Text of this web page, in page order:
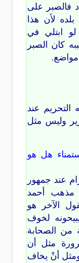
فالصبر على
لأن هذا
ابتلي في
كان الصبر
التحريم عند
وليس مثل
هل هو
عند جمهور
مذهب أحمد
الآخر هو
لخوف
من الصحابة
مثل أن
أنْ يخاف